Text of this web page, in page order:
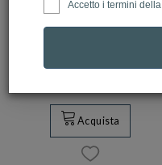
Brosway - Orecchini
AURA in acciaio
Acquista
Accetto i termini della